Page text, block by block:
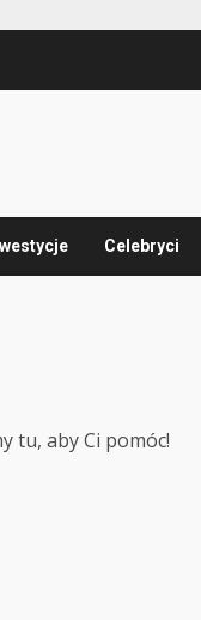
Celebryci
tu, aby Ci pomóc!